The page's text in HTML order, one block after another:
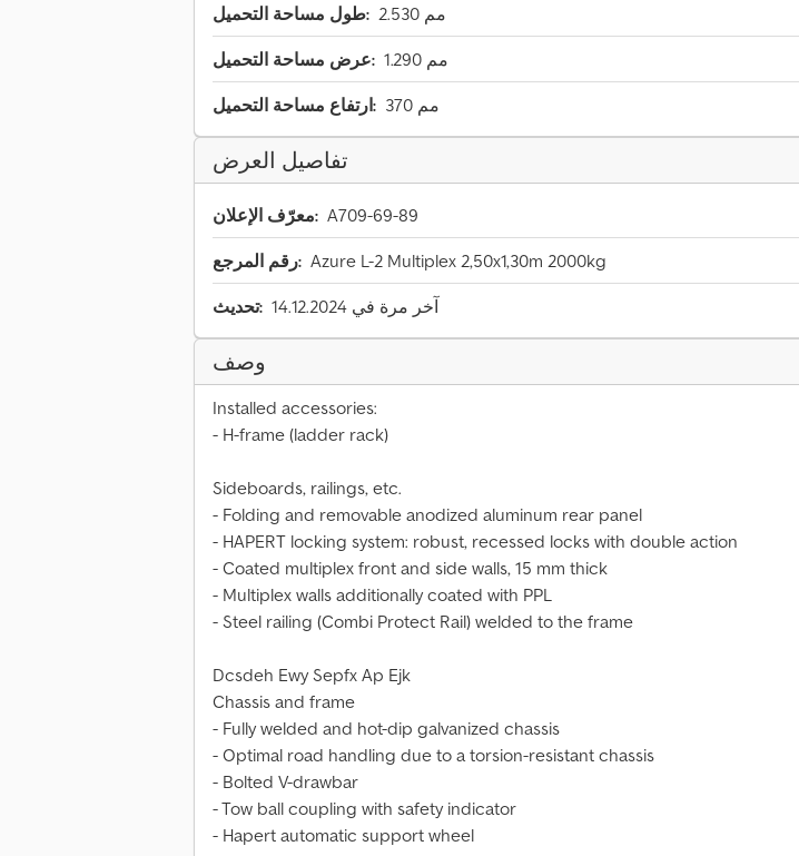
طول مساحة التحميل: 2.530 مم
عرض مساحة التحميل: 1.290 مم
ارتفاع مساحة التحميل: 370 مم
تفاصيل العرض
معرّف الإعلان: A709-69-89
رقم المرجع: Azure L-2 Multiplex 2,50x1,30m 2000kg
تحديث: آخر مرة في 14.12.2024
وصف
Installed accessories:
- H-frame (ladder rack)
Sideboards, railings, etc.
- Folding and removable anodized aluminum rear panel
- HAPERT locking system: robust, recessed locks with double action
- Coated multiplex front and side walls, 15 mm thick
- Multiplex walls additionally coated with PPL
- Steel railing (Combi Protect Rail) welded to the frame
Dcsdeh Ewy Sepfx Ap Ejk
Chassis and frame
- Fully welded and hot-dip galvanized chassis
- Optimal road handling due to a torsion-resistant chassis
- Bolted V-drawbar
- Tow ball coupling with safety indicator
- Hapert automatic support wheel